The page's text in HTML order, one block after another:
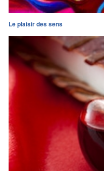
Le plaisir des sens